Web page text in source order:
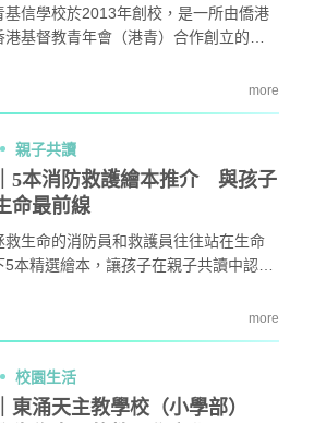
基信學校於2013年創校，是一所由僑港
港基督教青年會（港青）合作創立的基
幼稚園，小學到中學，組成一個完整的
學生能在基督教的環境中得到全面的培
more
親子共讀
5本消防救護繪本推介 與孩子
命最前線
救生命的消防員和救護員往往站在生命
5本精選繪本，讓孩子在親子共讀中認識
教育。
more
校園生活
東涌天主教學校（小學部）
3
女青研究近半SEN兒童家長曾遭
不友善對待 家長︰望旁觀者包
4
5
11.1起未滿8歲及身高1.35米以
下兒童 坐私家車須強制用兒童